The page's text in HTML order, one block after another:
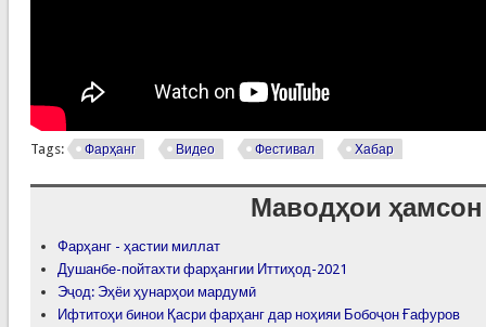
Tags: Фарҳанг Видео Фестивал Хабар
Маводҳои ҳамсон
Фарҳанг - ҳастии миллат
Душанбе-пойтахти фарҳангии Иттиҳод-2021
Эҷод: Эҳёи ҳунарҳои мардумӣ
Ифтитоҳи бинои Қасри фарҳанг дар ноҳияи Бобоҷон Ғафуров